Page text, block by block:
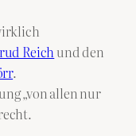
Reich und den
.
„von allen nur